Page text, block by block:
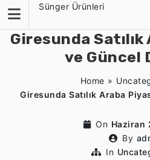
content
Sünger Ürünleri
Giresunda Satılık
ve Güncel
Home »
Giresunda Satılık Araba
On Haziran
By
In